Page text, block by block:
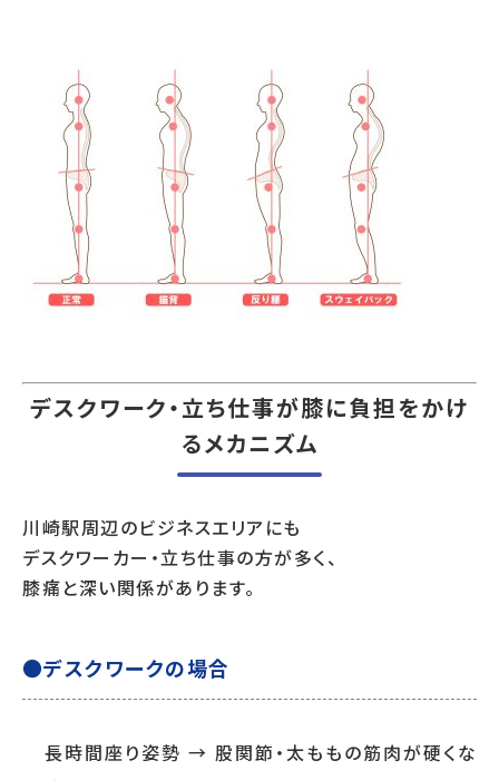
デスクワーク・立ち仕事が膝に負担をかけ
るメカニズム
川崎駅周辺のビジネスエリアにも
デスクワーカー・立ち仕事の方が多く、
膝痛と深い関係があります。
●デスクワークの場合
長時間座り姿勢 → 股関節・太ももの筋肉が硬くな